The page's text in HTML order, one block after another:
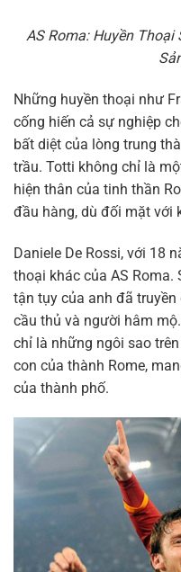
AS Roma: Huyền Thoại
Những huyền thoại như
cống hiến cả sự nghiệp
bất diệt của lòng trung
trầu. Totti không chỉ là
hiện thân của tinh thần
đầu hàng, dù đối mặt với
Daniele De Rossi, với 18
thoại khác của AS Roma.
tận tụy của anh đã
cầu thủ và người hâm
chỉ là những ngôi sao
con của thành Rome,
của thành phố.